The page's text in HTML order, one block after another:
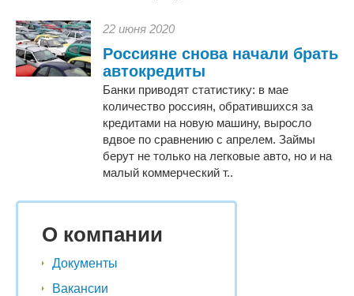
22 июня 2020
Россияне снова начали брать
автокредиты
Банки приводят статистику: в мае
количество россиян, обратившихся за
кредитами на новую машину, выросло
вдвое по сравнению с апрелем. Займы
берут не только на легковые авто, но и на
малый коммерческий т..
О компании
Документы
Вакансии